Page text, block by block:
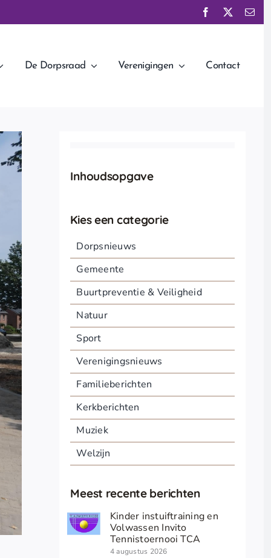
De Dorpsraad Verenigingen Contact
Inhoudsopgave
Kies een categorie
Dorpsnieuws
Gemeente
Buurtpreventie & Veiligheid
Natuur
Sport
Verenigingsnieuws
Familieberichten
Kerkberichten
Muziek
Welzijn
Meest recente berichten
Kinder instuiftraining en
Volwassen Invito
Tennistoernooi TCA
4 augustus 2026